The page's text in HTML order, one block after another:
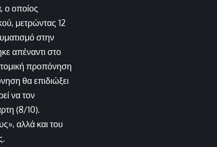
ο οποίος
μετρώντας 12
στην
απέναντι στο
προπόνηση
θα επιδιώξει
να τον
(8/10).
αλλά και του